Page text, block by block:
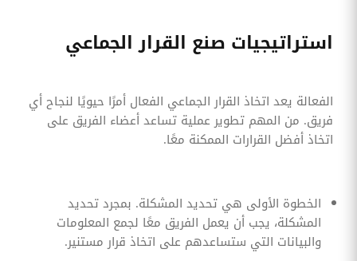
استراتيجيات صنع القرار الجماعي
الفعالة يعد اتخاذ القرار الجماعي الفعال أمرًا حيويًا لنجاح أي
فريق. من المهم تطوير عملية تساعد أعضاء الفريق على
اتخاذ أفضل القرارات الممكنة معًا.
الخطوة الأولى هي تحديد المشكلة. بمجرد تحديد
المشكلة، يجب أن يعمل الفريق معًا لجمع المعلومات
والبيانات التي ستساعدهم على اتخاذ قرار مستنير.